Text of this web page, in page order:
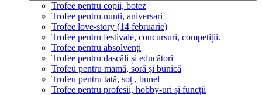
Trofee pentru copii, botez
Trofee pentru nunți, aniversari
Trofee love-story (14 februarie)
Trofee pentru festivale, concursuri, competiții.
Trofee pentru absolvenți
Trofee pentru dascăli și educători
Trofeu pentru mamă, soră și bunică
Trofeu pentru tată, soț , bunel
Trofee pentru profesii, hobby-uri și funcții